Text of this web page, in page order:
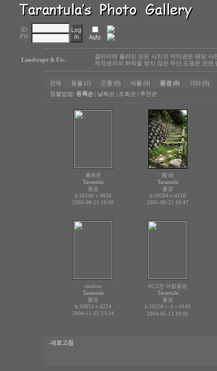
ID
PW
Landscape & Etc.
갤러리에 올려진 모든 사진의 저작권은 해당 사
저작권자의 허락을 받지 않은 무단 도용은 관련
전체 ㆍ 동물 (1) ㆍ 곤충 (0) ㆍ 식물 (4) ㆍ 풍경 (8) ㆍ 기타 (9)
정렬방법: 등록순 날짜순 조회순 추천순
홍예문
Tarantula
풍경
h:10169 v:4026
2005-08-21 19:48
階 段
Tarantula
풍경
h:10284 v:4118
2005-08-21 19:47
random
Tarantula
풍경
h:10853 v:4224
2004-11-22 23:24
비그친 아침풍경
Tarantula
풍경
h:10256 c: 1 v:4145
2004-05-13 19:01
-새로고침